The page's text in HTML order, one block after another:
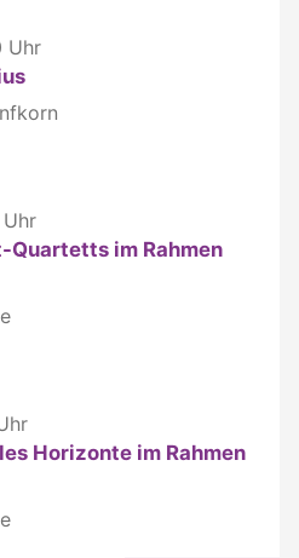
Uhr
Quartetts im Rahmen
Horizonte im Rahmen